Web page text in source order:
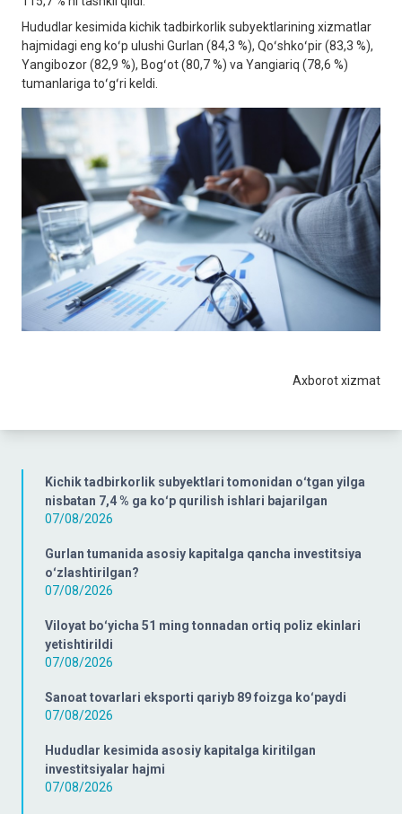
Kichik tadbirkorlik subyektlari tomonidan oʻtgan yilga
nisbatan 7,4 % ga koʻp qurilish ishlari bajarilgan
07/08/2026
Gurlan tumanida asosiy kapitalga qancha investitsiya
oʻzlashtirilgan?
07/08/2026
Viloyat boʻyicha 51 ming tonnadan ortiq poliz ekinlari
yetishtirildi
07/08/2026
Sanoat tovarlari eksporti qariyb 89 foizga koʻpaydi
07/08/2026
Hududlar kesimida asosiy kapitalga kiritilgan
investitsiyalar hajmi
07/08/2026
Hududlar kesimida kichik tadbirkorlik subyektlarining xizmatlar
hajmidagi eng koʻp ulushi Gurlan (84,3 %), Qoʻshkoʻpir (83,3 %),
Yangibozor (82,9 %), Bogʻot (80,7 %) va Yangiariq (78,6 %)
tumanlariga toʻgʻri keldi.
Axborot xizmat